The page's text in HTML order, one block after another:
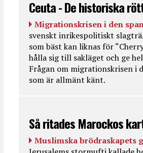
Ceuta - De historiska
Migrationskrisen i den
svenskt inrikespolitiskt
som bäst kan liknas för
hålla sig till sakläget och ge
Frågan om migrationskrisen i
som är allmänt känt.
Så ritades Marockos
Muslimska brödraskapets